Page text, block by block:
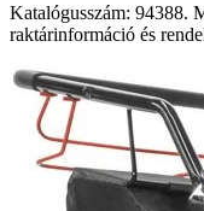
Katalógusszám: 94388.
raktárinformáció és